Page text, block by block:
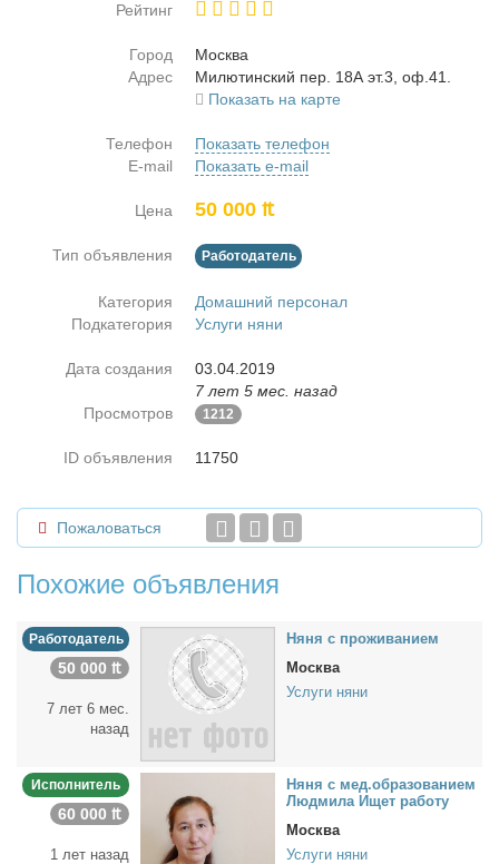
Рейтинг
Город
Москва
Адрес
Ми­лю­тин­ский пер. 18А эт.3, оф.41.
Показать на карте
Телефон
Показать телефон
E-mail
Показать e-mail
Цена 50 000 ₶
Тип объявления Работодатель
Категория
Домашний персонал
Подкатегория
Услуги няни
Дата создания
03.04.2019
7 лет 5 мес. назад
Просмотров
1212
ID объявления 11750
Пожаловаться
Похожие объявления
Работодатель
50 000 ₶
7 лет 6 мес.
назад
Ня­ня с про­жи­ва­ни­ем
Москва
Услуги няни
Исполнитель
60 000 ₶
1 лет назад
Ня­ня с мед.об­ра­зо­ва­ни­ем
Люд­ми­ла Ищет ра­бо­ту
Москва
Услуги няни